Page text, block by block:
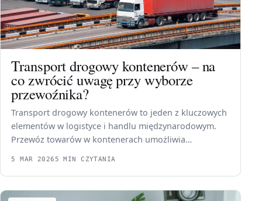
Transport drogowy kontenerów – na
co zwrócić uwagę przy wyborze
przewoźnika?
Transport drogowy kontenerów to jeden z kluczowych
elementów w logistyce i handlu międzynarodowym.
Przewóz towarów w kontenerach umożliwia…
5 MAR 2026 5 MIN CZYTANIA